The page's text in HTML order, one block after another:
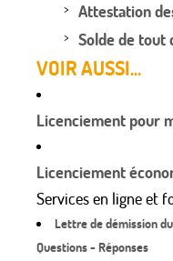
Attestation
Solde de tout
VOIR AUSSI...
Licenciement pour
Licenciement
Services en ligne et
Lettre de démission
Questions - Réponses